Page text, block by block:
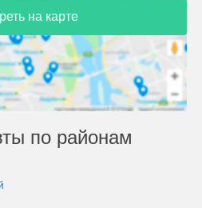
на карте
по районам